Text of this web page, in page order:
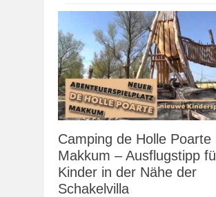
Camping de Holle Poarte
Makkum – Ausflugstipp
Kinder in der Nähe der
Schakelvilla